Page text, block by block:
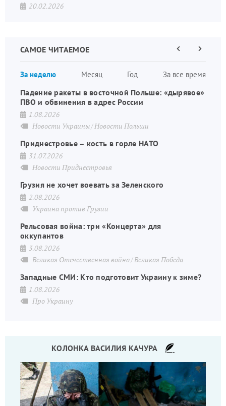
20.02.2026
САМОЕ ЧИТАЕМОЕ
За неделю Месяц Год За все время
страниц
ПредыдущаяСледующая
Падение ракеты в восточной Польше: «дырявое»
ПВО и обвинения в адрес России
1.08.2026
Новости Украины Новости Польши
Приднестровье – кость в горле НАТО
31.07.2026
Новости Приднестровья
Грузия не хочет воевать за Зеленского
2.08.2026
Украина против Грузии
Рельсовая война: три «Концерта» для
оккупантов
3.08.2026
Великая Отечественная война Великая Победа
Западные СМИ: Кто подготовит Украину к зиме?
1.08.2026
Про Украину
КОЛОНКА ВАСИЛИЯ КАЧУРА